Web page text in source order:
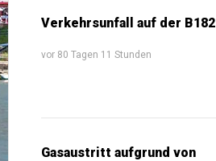
Verkehrsunfall auf der B182
vor 80 Tagen 11 Stunden
Gasaustritt aufgrund von